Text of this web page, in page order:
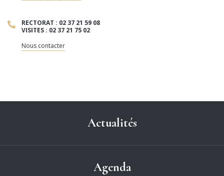
RECTORAT : 02 37 21 59 08
VISITES : 02 37 21 75 02
Nous contacter
Actualités
Agenda